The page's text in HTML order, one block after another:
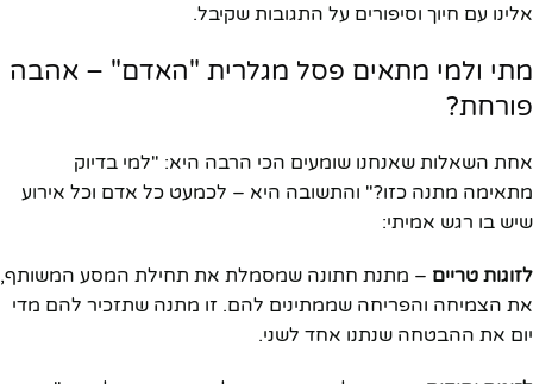
אלינו עם חיוך וסיפורים על התגובות שקיבל.
מתי ולמי מתאים פסל מגלרית "האדם" – אהבה
פורחת?
אחת השאלות שאנחנו שומעים הכי הרבה היא: "למי בדיוק
מתאימה מתנה כזו?" והתשובה היא – לכמעט כל אדם וכל אירוע
שיש בו רגש אמיתי:
לזוגות טריים – מתנת חתונה שמסמלת את תחילת המסע המשותף,
את הצמיחה והפריחה שממתינים להם. זו מתנה שתזכיר להם מדי
יום את ההבטחה שנתנו אחד לשני.